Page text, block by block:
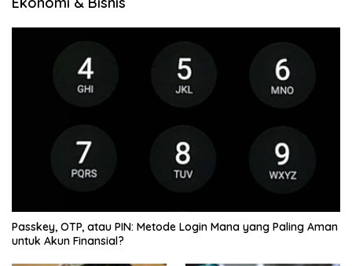
Passkey, OTP, atau PIN: Metode Login Mana yang Paling Aman
untuk Akun Finansial?